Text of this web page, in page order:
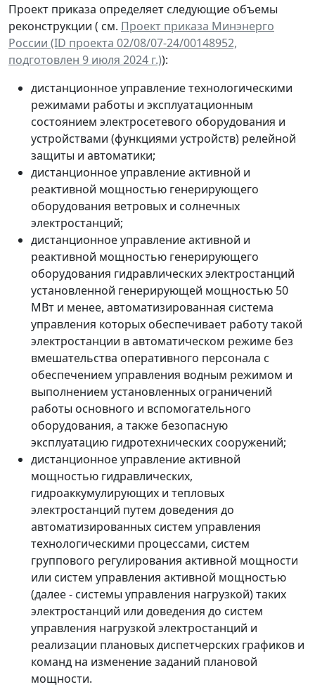
Проект приказа определяет следующие объемы
реконструкции ( см. Проект приказа Минэнерго
России (ID проекта 02/08/07-24/00148952,
подготовлен 9 июля 2024 г.)):
дистанционное управление технологическими
режимами работы и эксплуатационным
состоянием электросетевого оборудования и
устройствами (функциями устройств) релейной
защиты и автоматики;
дистанционное управление активной и
реактивной мощностью генерирующего
оборудования ветровых и солнечных
электростанций;
дистанционное управление активной и
реактивной мощностью генерирующего
оборудования гидравлических электростанций
установленной генерирующей мощностью 50
МВт и менее, автоматизированная система
управления которых обеспечивает работу такой
электростанции в автоматическом режиме без
вмешательства оперативного персонала с
обеспечением управления водным режимом и
выполнением установленных ограничений
работы основного и вспомогательного
оборудования, а также безопасную
эксплуатацию гидротехнических сооружений;
дистанционное управление активной
мощностью гидравлических,
гидроаккумулирующих и тепловых
электростанций путем доведения до
автоматизированных систем управления
технологическими процессами, систем
группового регулирования активной мощности
или систем управления активной мощностью
(далее - системы управления нагрузкой) таких
электростанций или доведения до систем
управления нагрузкой электростанций и
реализации плановых диспетчерских графиков и
команд на изменение заданий плановой
мощности.